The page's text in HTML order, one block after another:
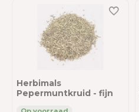
Herbimals
Pepermuntkruid - fijn